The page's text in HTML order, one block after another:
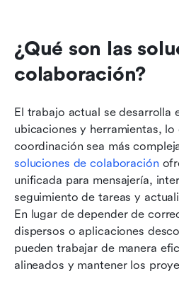
¿Qué son las
colaboración?
El trabajo actual se desarrolla
ubicaciones y herramientas, lo
coordinación sea más
soluciones de colaboración
unificada para mensajería,
seguimiento de tareas y
En lugar de depender de
dispersos o aplicaciones
pueden trabajar de manera
alineados y mantener los